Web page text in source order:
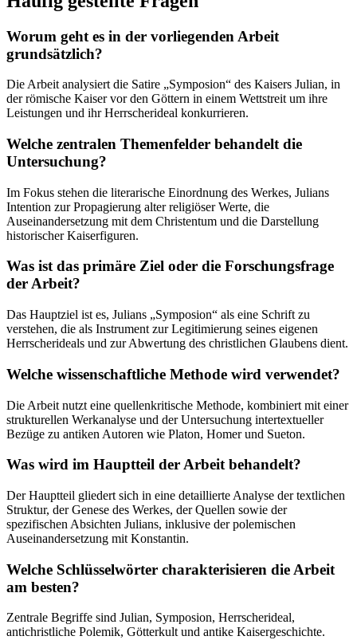
Worum geht es in der vorliegenden Arbeit
grundsätzlich?
Die Arbeit analysiert die Satire „Symposion“ des Kaisers Julian, in
der römische Kaiser vor den Göttern in einem Wettstreit um ihre
Leistungen und ihr Herrscherideal konkurrieren.
Welche zentralen Themenfelder behandelt die
Untersuchung?
Im Fokus stehen die literarische Einordnung des Werkes, Julians
Intention zur Propagierung alter religiöser Werte, die
Auseinandersetzung mit dem Christentum und die Darstellung
historischer Kaiserfiguren.
Was ist das primäre Ziel oder die Forschungsfrage
der Arbeit?
Das Hauptziel ist es, Julians „Symposion“ als eine Schrift zu
verstehen, die als Instrument zur Legitimierung seines eigenen
Herrscherideals und zur Abwertung des christlichen Glaubens dient.
Welche wissenschaftliche Methode wird verwendet?
Die Arbeit nutzt eine quellenkritische Methode, kombiniert mit einer
strukturellen Werkanalyse und der Untersuchung intertextueller
Bezüge zu antiken Autoren wie Platon, Homer und Sueton.
Was wird im Hauptteil der Arbeit behandelt?
Der Hauptteil gliedert sich in eine detaillierte Analyse der textlichen
Struktur, der Genese des Werkes, der Quellen sowie der
spezifischen Absichten Julians, inklusive der polemischen
Auseinandersetzung mit Konstantin.
Welche Schlüsselwörter charakterisieren die Arbeit
am besten?
Zentrale Begriffe sind Julian, Symposion, Herrscherideal,
antichristliche Polemik, Götterkult und antike Kaisergeschichte.